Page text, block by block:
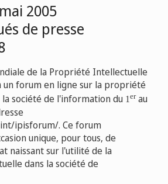
2005
de presse
de la Propriété Intellectuelle
un forum en ligne sur la propriété
société de l'information du 1 erau
ipisforum/. Ce forum
unique, pour tous, de
naissant sur l'utilité de la
dans la société de